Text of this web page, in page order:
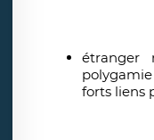
étranger
forts liens